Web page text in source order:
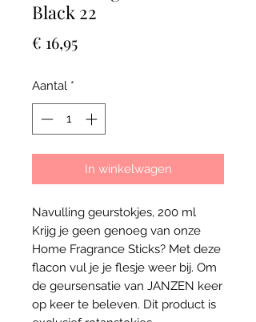
Black 22
€ 16,95Prijs
Aantal *
In winkelwagen
Navulling geurstokjes, 200 ml
Krijg je geen genoeg van onze
Home Fragrance Sticks? Met deze
flacon vul je je flesje weer bij. Om
de geursensatie van JANZEN keer
op keer te beleven. Dit product is